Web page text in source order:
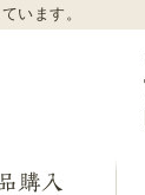
います。